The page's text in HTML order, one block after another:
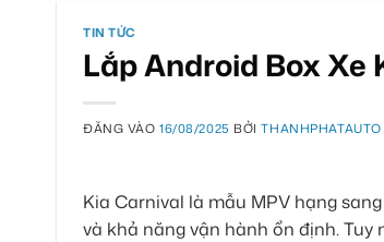
TIN TỨC
Lắp Android Box Xe
ĐĂNG VÀO16/08/2025 BỞITHANHPHATAUTO
Kia Carnival là mẫu MPV hạng
và khả năng vận hành ổn định.